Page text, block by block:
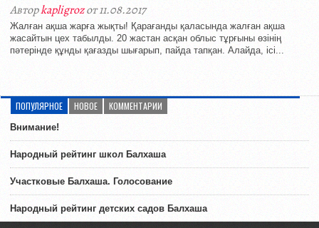
Авторkapligrozот 11.08.2017
Жалған ақша жарға жықты! Қарағанды қаласында жалған ақша
жасайтын цех табылды. 20 жастан асқан облыс тұрғыны өзінің
пәтерінде құнды қағазды шығарып, пайда тапқан. Алайда, ісі...
ПОПУЛЯРНОЕ НОВОЕ КОММЕНТАРИИ
Внимание!
Народный рейтинг школ Балхаша
Участковые Балхаша. Голосование
Народный рейтинг детских садов Балхаша